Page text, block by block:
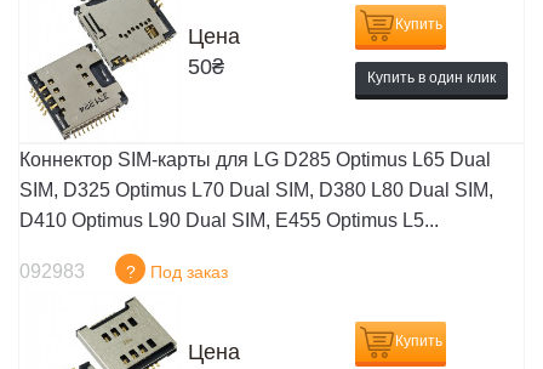
Цена
50₴
Купить
Купить в один клик
Коннектор SIM-карты для LG D285 Optimus L65 Dual
SIM, D325 Optimus L70 Dual SIM, D380 L80 Dual SIM,
D410 Optimus L90 Dual SIM, E455 Optimus L5...
092983 ? Под заказ
Цена
Купить